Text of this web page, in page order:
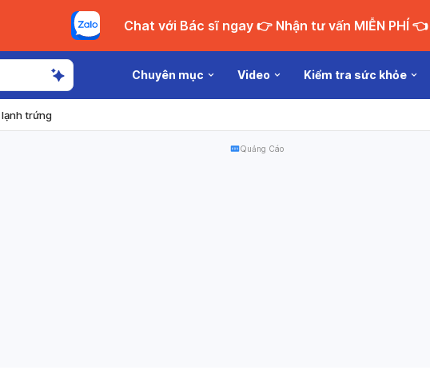
Chat với Bác sĩ ngay 👉 Nhận tư vấn MIỄN PHÍ 👈
Chuyên mục Video Kiểm tra sức khỏe
trứng
Quảng Cáo